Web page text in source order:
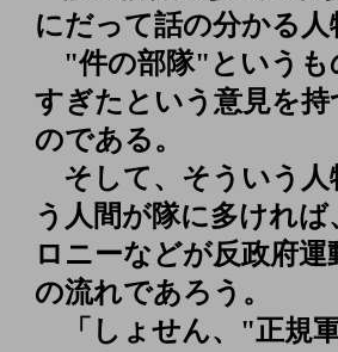
にだって話の分かる
"件の部隊"というも
すぎたという意見を
のである。
そして、そういう人
う人間が隊に多けれ
ロニーなどが反政府
の流れであろう。
「しょせん、"正規